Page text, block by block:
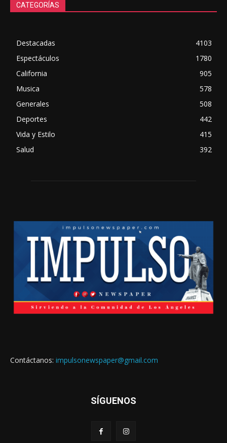
CATEGORÍAS
Destacadas
4103
Espectáculos
1780
California
905
Musica
578
Generales
508
Deportes
442
Vida y Estilo
415
Salud
392
Contáctanos: impulsonewspaper@gmail.com
SÍGUENOS